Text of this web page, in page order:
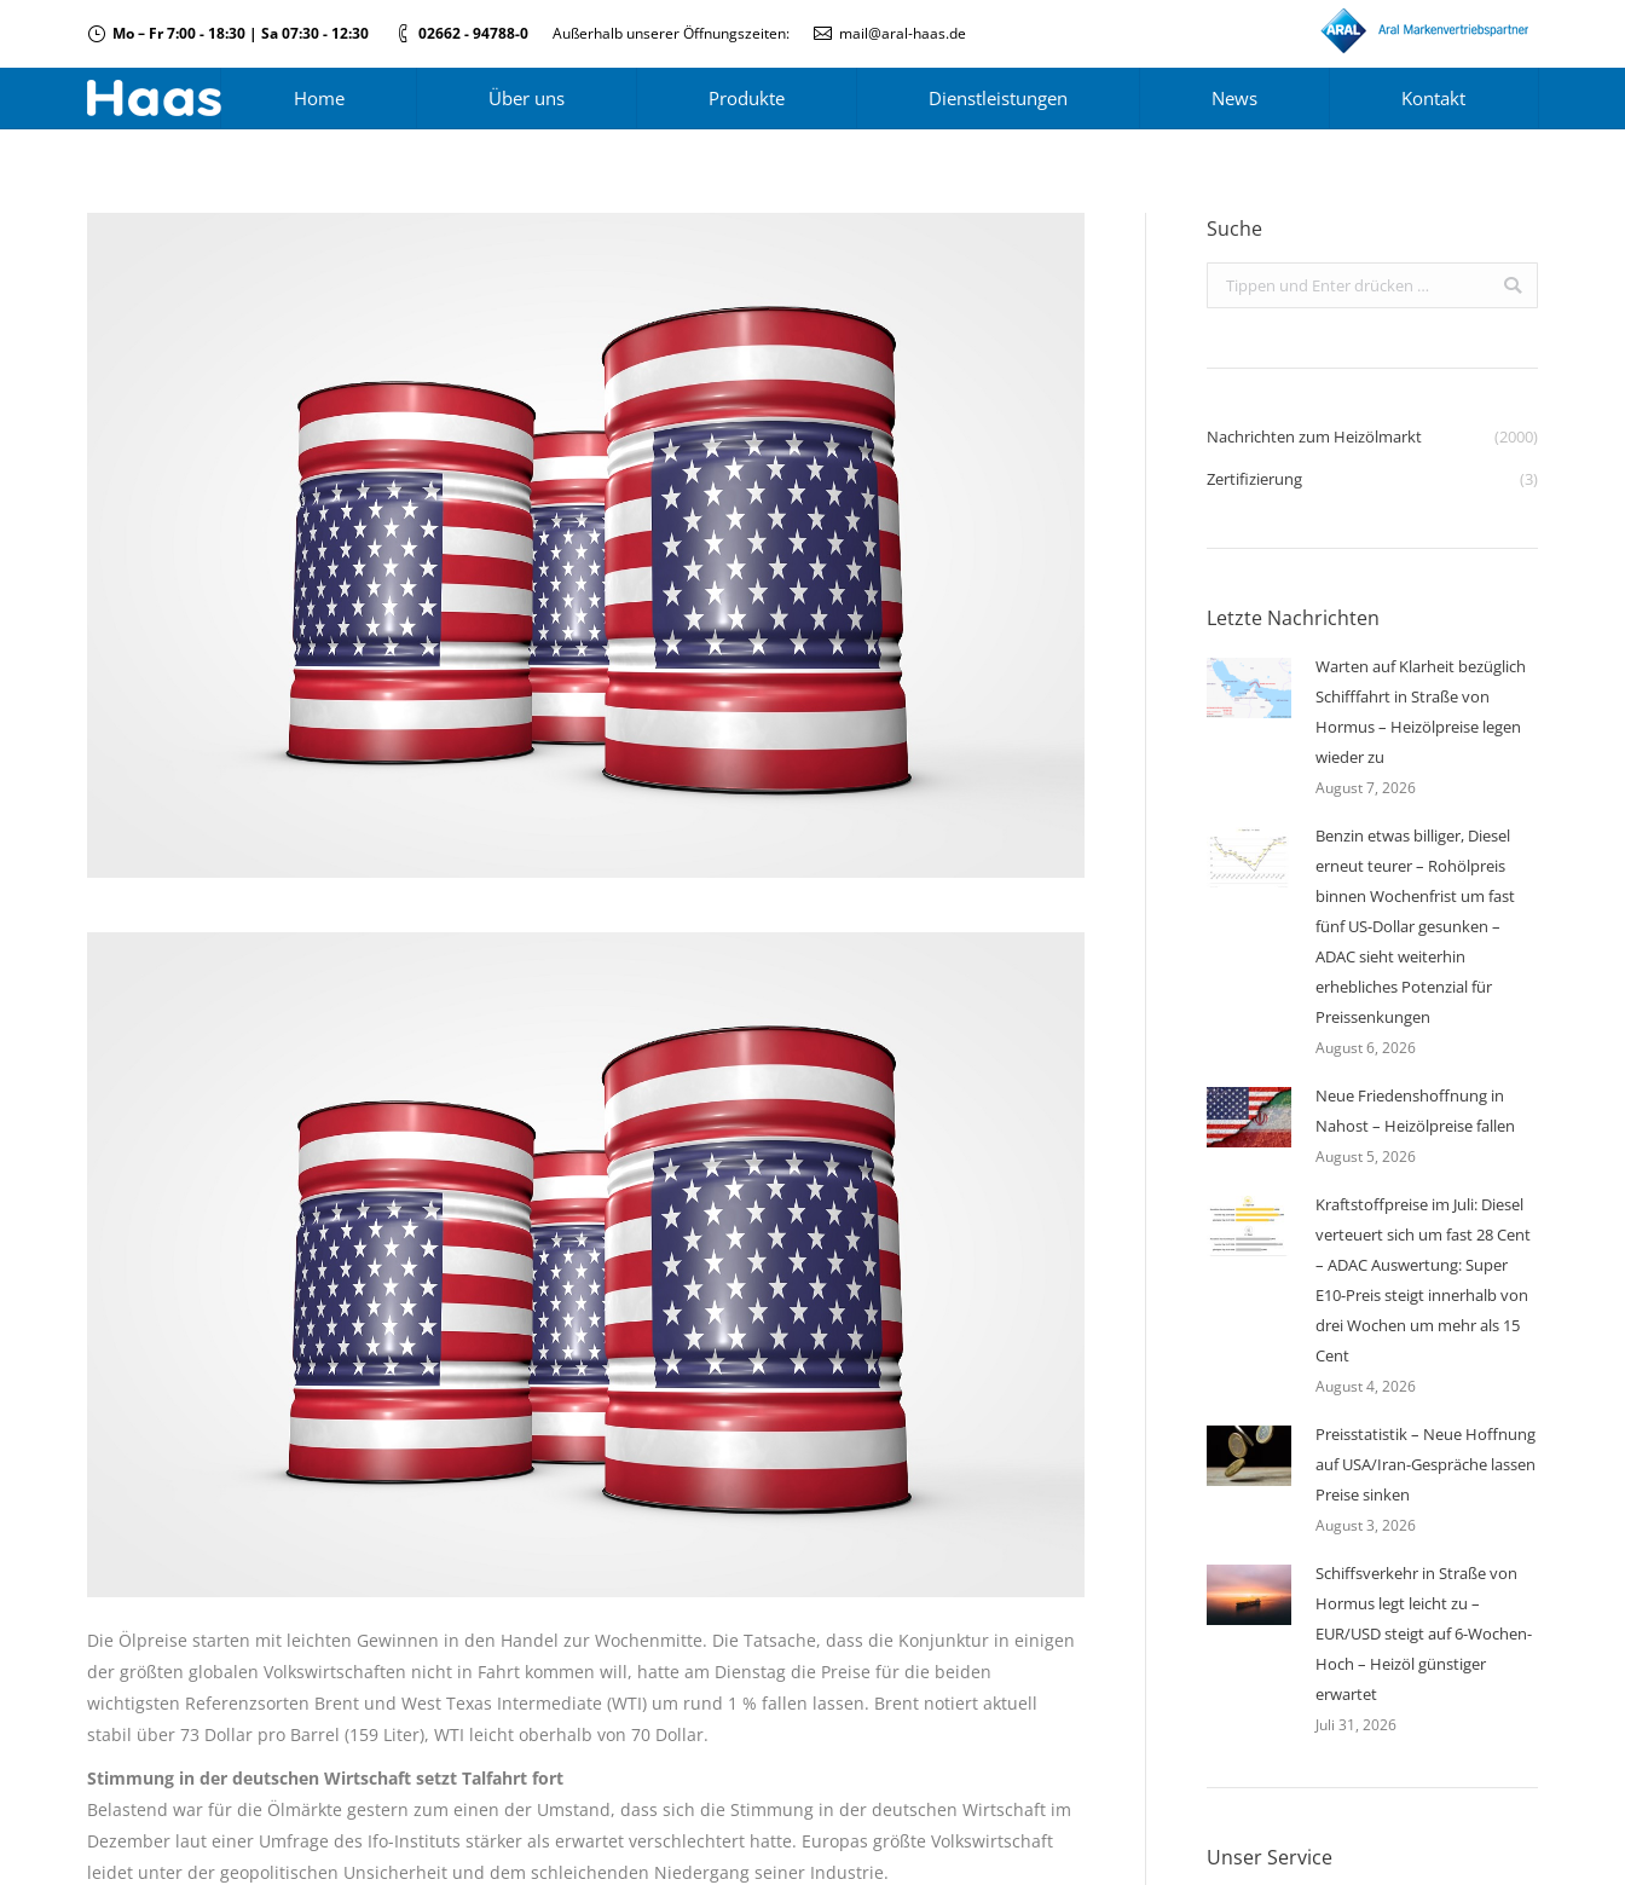
Mo – Fr 7:00 - 18:30 | Sa 07:30 - 12:30 02662 - 94788-0 Außerhalb unserer Öffnungszeiten: mail@aral-haas.de
Home Über uns Produkte Dienstleistungen News Kontakt
Die Ölpreise starten mit leichten Gewinnen in den Handel zur Wochenmitte. Die Tatsache, dass die Konjunktur in einigen
der größten globalen Volkswirtschaften nicht in Fahrt kommen will, hatte am Dienstag die Preise für die beiden
wichtigsten Referenzsorten Brent und West Texas Intermediate (WTI) um rund 1 % fallen lassen. Brent notiert aktuell
stabil über 73 Dollar pro Barrel (159 Liter), WTI leicht oberhalb von 70 Dollar.
Stimmung in der deutschen Wirtschaft setzt Talfahrt fort
Belastend war für die Ölmärkte gestern zum einen der Umstand, dass sich die Stimmung in der deutschen Wirtschaft im
Dezember laut einer Umfrage des Ifo-Instituts stärker als erwartet verschlechtert hatte. Europas größte Volkswirtschaft
leidet unter der geopolitischen Unsicherheit und dem schleichenden Niedergang seiner Industrie.
Suche
Search:
Nachrichten zum Heizölmarkt
(2000)
Zertifizierung
(3)
Letzte Nachrichten
Warten auf Klarheit bezüglich
Schifffahrt in Straße von
Hormus – Heizölpreise legen
wieder zu
August 7, 2026
Benzin etwas billiger, Diesel
erneut teurer – Rohölpreis
binnen Wochenfrist um fast
fünf US-Dollar gesunken –
ADAC sieht weiterhin
erhebliches Potenzial für
Preissenkungen
August 6, 2026
Neue Friedenshoffnung in
Nahost – Heizölpreise fallen
August 5, 2026
Kraftstoffpreise im Juli: Diesel
verteuert sich um fast 28 Cent
– ADAC Auswertung: Super
E10-Preis steigt innerhalb von
drei Wochen um mehr als 15
Cent
August 4, 2026
Preisstatistik – Neue Hoffnung
auf USA/Iran-Gespräche lassen
Preise sinken
August 3, 2026
Schiffsverkehr in Straße von
Hormus legt leicht zu –
EUR/USD steigt auf 6-Wochen-
Hoch – Heizöl günstiger
erwartet
Juli 31, 2026
Unser Service